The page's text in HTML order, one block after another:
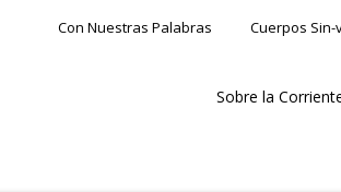
Con Nuestras Palabras Cuerpos
Sobre la